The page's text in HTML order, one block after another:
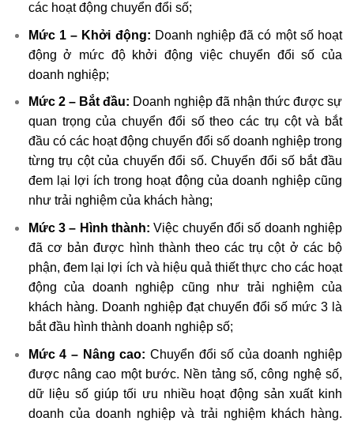
các hoạt động chuyển đổi số;
Mức 1 – Khởi động: Doanh nghiệp đã có một số hoạt
động ở mức độ khởi động việc chuyển đổi số của
doanh nghiệp;
Mức 2 – Bắt đầu: Doanh nghiệp đã nhận thức được sự
quan trọng của chuyển đổi số theo các trụ cột và bắt
đầu có các hoạt động chuyển đổi số doanh nghiệp trong
từng trụ cột của chuyển đổi số. Chuyển đổi số bắt đầu
đem lại lợi ích trong hoạt động của doanh nghiệp cũng
như trải nghiệm của khách hàng;
Mức 3 – Hình thành: Việc chuyển đổi số doanh nghiệp
đã cơ bản được hình thành theo các trụ cột ở các bộ
phận, đem lại lợi ích và hiệu quả thiết thực cho các hoạt
động của doanh nghiệp cũng như trải nghiệm của
khách hàng. Doanh nghiệp đạt chuyển đổi số mức 3 là
bắt đầu hình thành doanh nghiệp số;
Mức 4 – Nâng cao: Chuyển đổi số của doanh nghiệp
được nâng cao một bước. Nền tảng số, công nghệ số,
dữ liệu số giúp tối ưu nhiều hoạt động sản xuất kinh
doanh của doanh nghiệp và trải nghiệm khách hàng.